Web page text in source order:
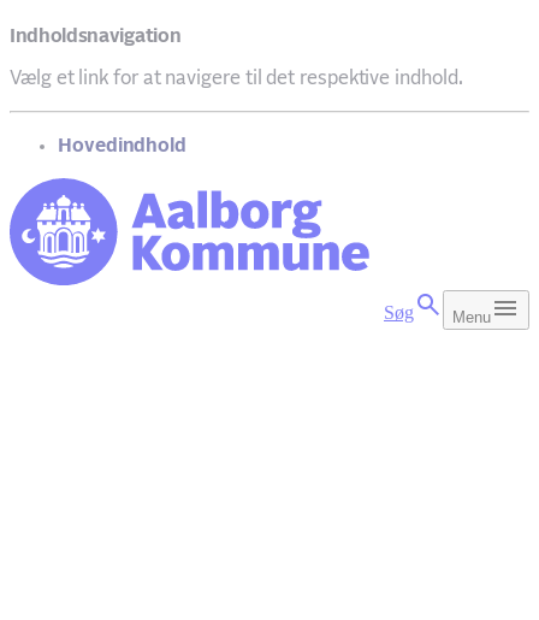
Indholdsnavigation
Vælg et link for at navigere til det respektive indhold.
gå til
Hovedindhold
Søg Menu